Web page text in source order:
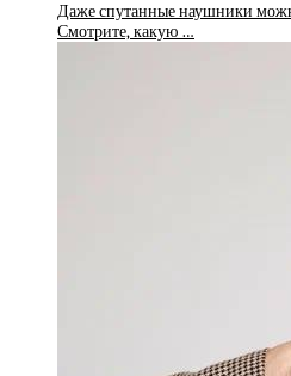
Даже спутанные наушники
Смотрите, какую …